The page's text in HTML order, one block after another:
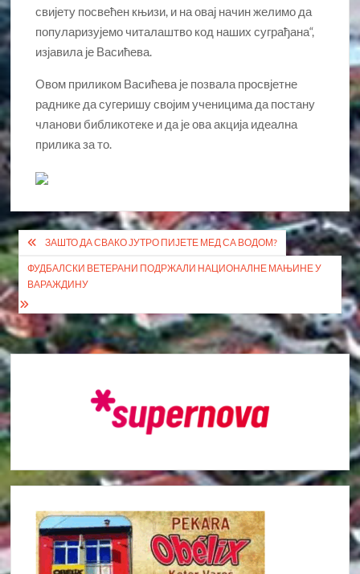
свијету посвећен књизи, и на овај начин желимо да
популаризујемо читалаштво код наших суграђана“,
изјавила је Васићева.
Овом приликом Васићева је позвала просвјетне
раднике да сугеришу својим ученицима да постану
чланови библикотеке и да је ова акција идеална
прилика за то.
Кретање
чланка
ЗАШТО ДА СВАКО ЈУТРО ПИЈЕТЕ МЕД СА ВОДОМ?
ФУДБАЛСКИ ВЕТЕРАНИ ПОДРЖАЛИ НАЦИОНАЛНЕ МАЊИНЕ У
ВАРАЖДИНУ